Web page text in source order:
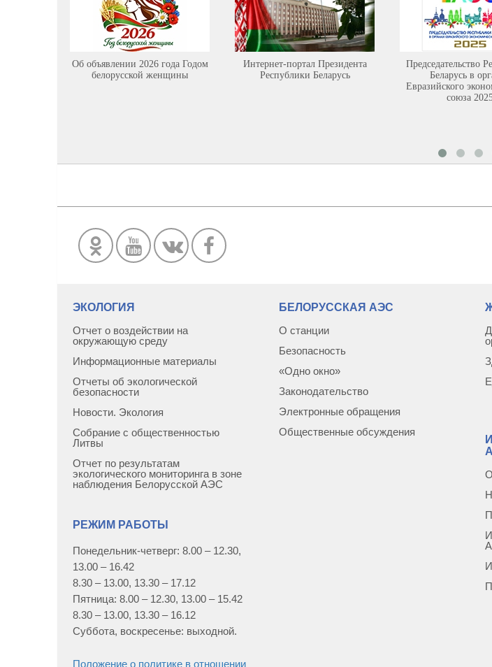
Об объявлении 2026 года Годом
белорусской женщины
Интернет-портал Президента
Республики Беларусь
Председательство
Беларусь в
Евразийского
союза
ЭКОЛОГИЯ
Отчет о воздействии на
окружающую среду
Информационные материалы
Отчеты об экологической
безопасности
Новости. Экология
Собрание с общественностью
Литвы
Отчет по результатам
экологического мониторинга в зоне
наблюдения Белорусской АЭС
РЕЖИМ РАБОТЫ
Понедельник-четверг: 8.00 – 12.30,
13.00 – 16.42
8.30 – 13.00, 13.30 – 17.12
Пятница: 8.00 – 12.30, 13.00 – 15.42
8.30 – 13.00, 13.30 – 16.12
Суббота, воскресенье: выходной.
Положение о политике в отношении
БЕЛОРУССКАЯ АЭС
О станции
Безопасность
«Одно окно»
Законодательство
Электронные обращения
Общественные обсуждения